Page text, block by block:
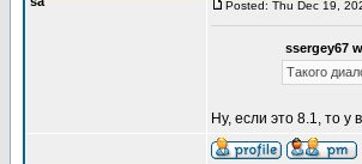
Posted: Thu Dec 19,
ssergey67
Такого
Ну, если это 8.1, то у